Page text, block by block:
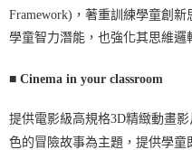
Framework)，著重訓練學童創
學童智力潛能，也強化其思維邏
■ Cinema in your classroom
提供電影級高規格3D精緻動畫
色的冒險故事為主題，提供學童